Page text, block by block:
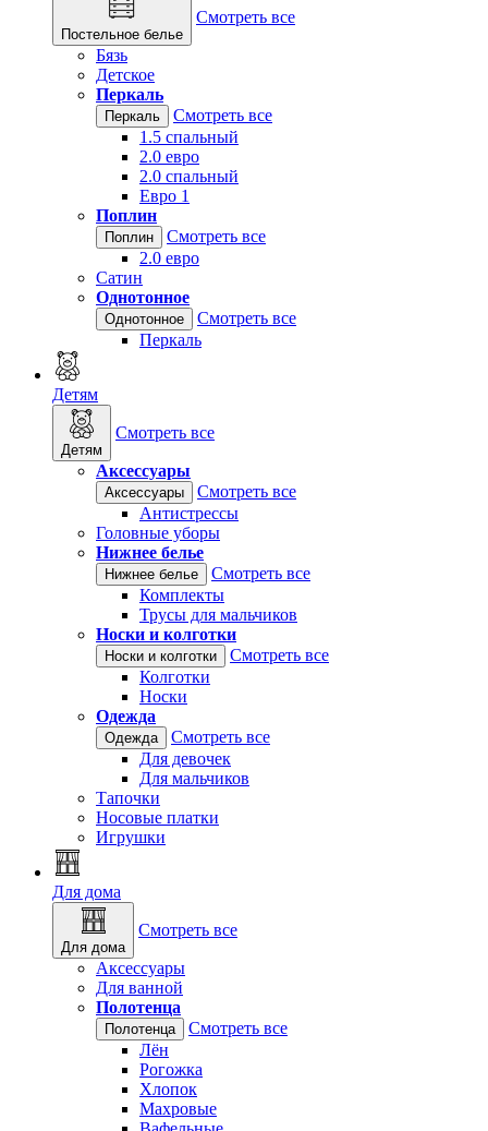
Постельное белье
Смотреть все
Бязь
Детское
Перкаль
Перкаль
Смотреть все
1.5 спальный
2.0 евро
2.0 спальный
Евро 1
Поплин
Поплин
Смотреть все
2.0 евро
Сатин
Однотонное
Однотонное
Смотреть все
Перкаль
Детям
Детям
Смотреть все
Аксессуары
Аксессуары
Смотреть все
Антистрессы
Головные уборы
Нижнее белье
Нижнее белье
Смотреть все
Комплекты
Трусы для мальчиков
Носки и колготки
Носки и колготки
Смотреть все
Колготки
Носки
Одежда
Одежда
Смотреть все
Для девочек
Для мальчиков
Тапочки
Носовые платки
Игрушки
Для дома
Для дома
Смотреть все
Аксессуары
Для ванной
Полотенца
Полотенца
Смотреть все
Лён
Рогожка
Хлопок
Махровые